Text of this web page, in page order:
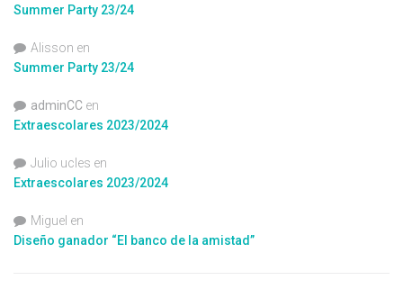
Summer Party 23/24
Alisson en
Summer Party 23/24
adminCC en
Extraescolares 2023/2024
Julio ucles en
Extraescolares 2023/2024
Miguel en
Diseño ganador “El banco de la amistad”